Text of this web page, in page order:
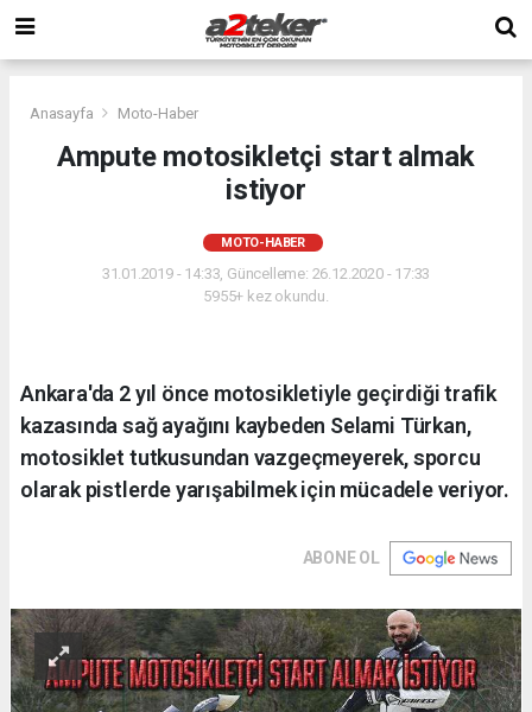
Anasayfa Moto-Haber
Ampute motosikletçi start almak
istiyor
MOTO-HABER
31.01.2019 - 14:33, Güncelleme: 26.12.2020 - 17:33
5955+ kez okundu.
Ankara'da 2 yıl önce motosikletiyle geçirdiği trafik
kazasında sağ ayağını kaybeden Selami Türkan,
motosiklet tutkusundan vazgeçmeyerek, sporcu
olarak pistlerde yarışabilmek için mücadele veriyor.
ABONE OL